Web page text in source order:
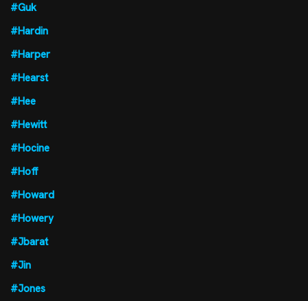
#Guk
#Hardin
#Harper
#Hearst
#Hee
#Hewitt
#Hocine
#Hoff
#Howard
#Howery
#Jbarat
#Jin
#Jones